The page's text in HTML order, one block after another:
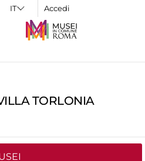
Accedi
TORLONIA